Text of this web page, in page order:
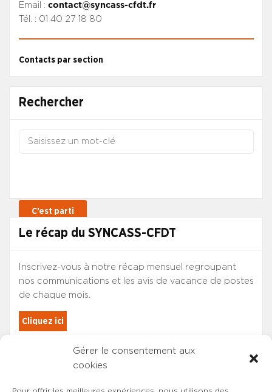
Gérer le consentement aux
cookies
Email : contact@syncass-cfdt.fr
Tél. : 01 40 27 18 80
Contacts par section
Rechercher
Le récap du SYNCASS-CFDT
Inscrivez-vous à notre récap mensuel regroupant
nos communications et les avis de vacance de postes
de chaque mois.
Cliquez ici
Les adhérents du SYNCASS-CFDT
sont automatiquement inscrits.